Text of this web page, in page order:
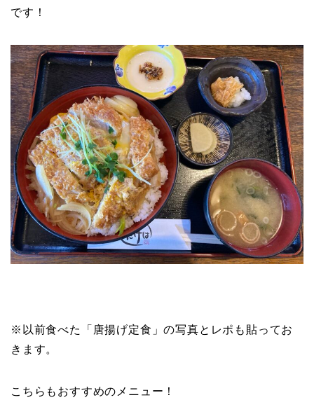
です！
※以前食べた「唐揚げ定食」の写真とレポも貼ってお
きます。
こちらもおすすめのメニュー！